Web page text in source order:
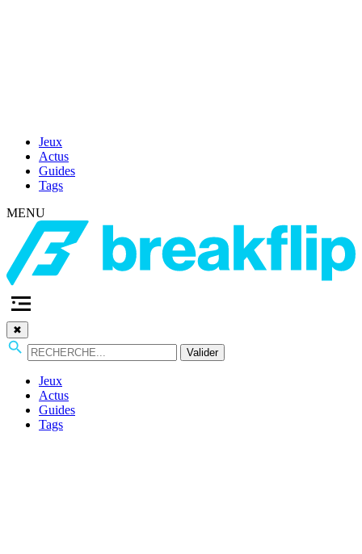
Jeux
Actus
Guides
Tags
MENU
✖
Valider
Jeux
Actus
Guides
Tags